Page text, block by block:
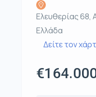
Ελευθερίας 68,
Ελλάδα
Δείτε τον